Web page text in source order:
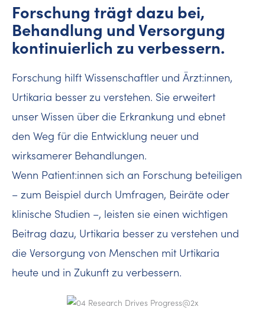
Forschung trägt dazu bei,
Behandlung und Versorgung
kontinuierlich zu verbessern.
Forschung hilft Wissenschaftler und Ärzt:innen,
Urtikaria besser zu verstehen. Sie erweitert
unser Wissen über die Erkrankung und ebnet
den Weg für die Entwicklung neuer und
wirksamerer Behandlungen.
Wenn Patient:innen sich an Forschung beteiligen
– zum Beispiel durch Umfragen, Beiräte oder
klinische Studien –, leisten sie einen wichtigen
Beitrag dazu, Urtikaria besser zu verstehen und
die Versorgung von Menschen mit Urtikaria
heute und in Zukunft zu verbessern.